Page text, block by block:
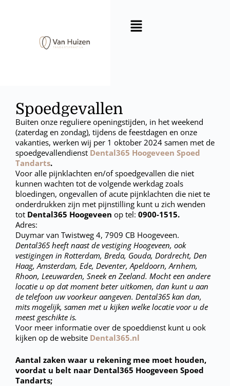
Spoedgevallen
Buiten onze reguliere openingstijden, in het weekend
(zaterdag en zondag), tijdens de feestdagen en onze
vakanties, werken wij per 1 oktober 2024 samen met de
spoedgevallendienst Dental365 Hoogeveen Spoed
Tandarts.
Voor alle pijnklachten en/of spoedgevallen die niet
kunnen wachten tot de volgende werkdag zoals
bloedingen, ongevallen of acute pijnklachten die niet te
onderdrukken zijn met pijnstilling kunt u zich wenden
tot Dental365 Hoogeveen op tel: 0900-1515.
Adres:
Duymar van Twistweg 4, 7909 CB Hoogeveen.
Dental365 heeft naast de vestiging Hoogeveen, ook
vestigingen in Rotterdam, Breda, Gouda, Dordrecht, Den
Haag, Amsterdam, Ede, Deventer, Apeldoorn, Arnhem,
Rhoon, Leeuwarden, Sneek en Zeeland. Mocht een andere
locatie u op dat moment beter uitkomen, dan kunt u aan
de telefoon uw voorkeur aangeven. Dental365 kan dan,
mits mogelijk, samen met u kijken welke locatie voor u de
meest geschikte is.
Voor meer informatie over de spoeddienst kunt u ook
kijken op de website Dental365.nl
Aantal zaken waar u rekening mee moet houden,
voordat u belt naar Dental365 Hoogeveen Spoed
Tandarts;